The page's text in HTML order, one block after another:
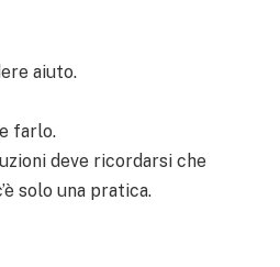
aiuto.
farlo.
deve ricordarsi che
solo una pratica.